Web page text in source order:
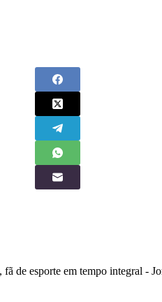
fã de esporte em tempo integral -